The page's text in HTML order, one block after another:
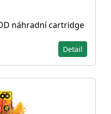
náhradní cartridge
Detail